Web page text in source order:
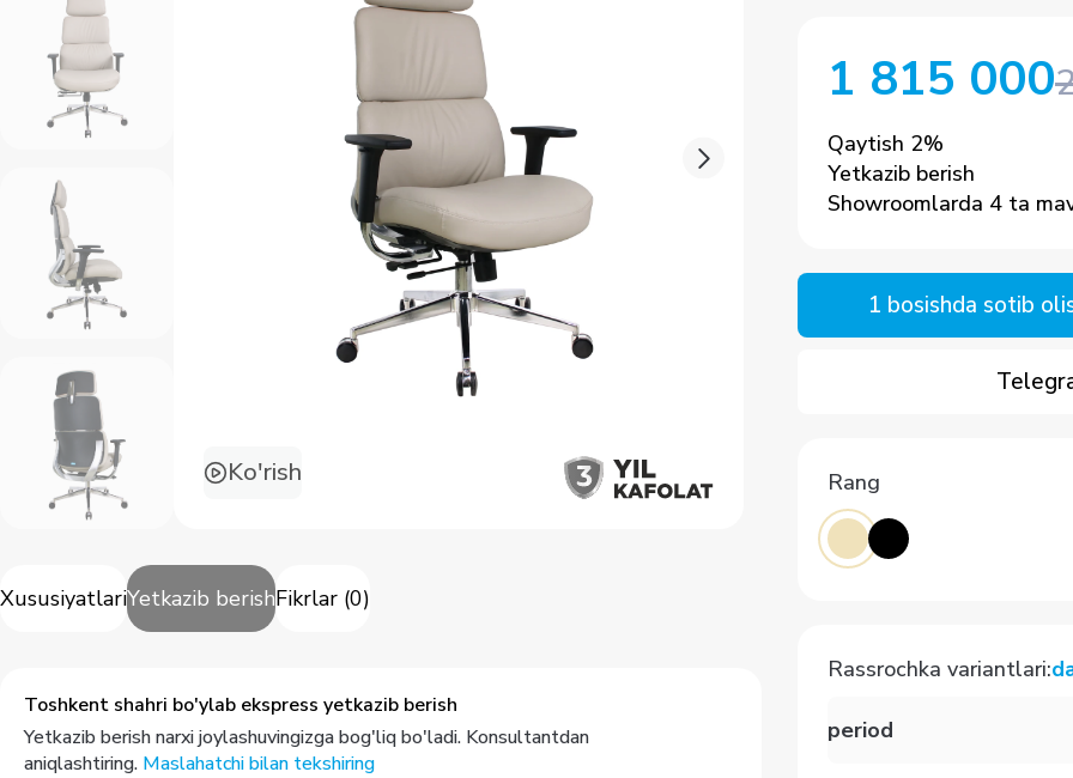
Ko'rish
XususiyatlariYetkazib berishFikrlar (0)
Toshkent shahri bo'ylab ekspress yetkazib berish
Yetkazib berish narxi joylashuvingizga bog'liq bo'ladi. Konsultantdan
aniqlashtiring. Maslahatchi bilan tekshiring
1 815 000
Qaytish 2%
Yetkazib berish
Showroomlarda 4 ta
1 bosishda sotib
Rang
Rassrochka variantlari:
period